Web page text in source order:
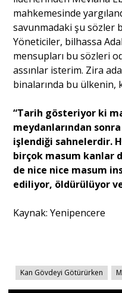
mahkemesinde
savunmadaki şu sözler
Yöneticiler, bilhassa
mensupları bu sözleri
assınlar isterim. Zira
binalarında bu
“Tarih gösteriyor ki
meydanlarından
işlendiği sahnelerdir.
birçok masum kanlar
de nice nice masum
ediliyor, öldürülüyor
Kaynak: Yenipencere
Kan Gövdeyi Götürürken